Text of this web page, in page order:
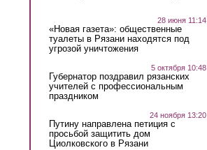
28 июня 11:14
«Новая газета»: общественные
туалеты в Рязани находятся под
угрозой уничтожения
5 октября 10:48
Губернатор поздравил рязанских
учителей с профессиональным
праздником
24 ноября 13:20
Путину направлена петиция с
просьбой защитить дом
Циолковского в Рязани